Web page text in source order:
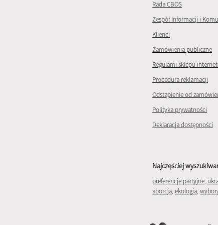
Rada CBOS
Zespół Informacji i
Klienci
Zamówienia publiczne
Regulami sklepu
Procedura reklamacji
Odstąpienie od
Polityka prywatności
Deklaracja dostępności
Najczęściej
preferencje partyjne,
aborcja, ekologia,